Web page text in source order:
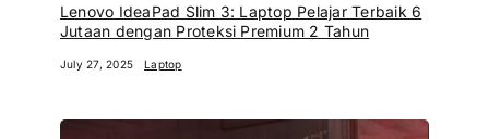
Lenovo IdeaPad Slim 3: Laptop Pelajar Terbaik 6
Jutaan dengan Proteksi Premium 2 Tahun
July 27, 2025 Laptop